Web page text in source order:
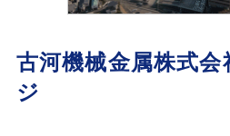
古河機械金属株式
ジ